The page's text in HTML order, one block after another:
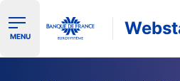
Ouvrir le menu de navigation
MENU